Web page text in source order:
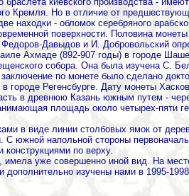
Кремля. Но в отличие от
- обломок серебряного
поверхности. Половина
Давыдов и И. Добровольский
Ахмаде (892-907 годы) в городе
собора. Она была изучена С.
по монете было сделано
Регенсбурге. Дату монеты
в древнюю Казань южным путем -
площадь около четырех-пяти
в виде линии столбовых ямок от
южной напольной стороны
по верху.
уже совершенно иной вид. На
изучены нами в 1995-